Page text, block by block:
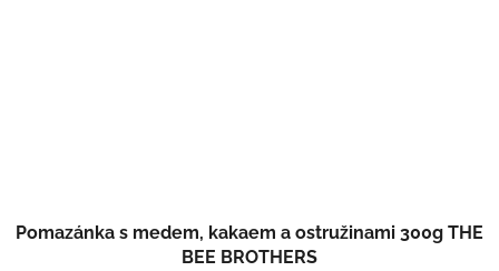
Pomazánka s medem, kakaem a ostružinami 300g THE
BEE BROTHERS